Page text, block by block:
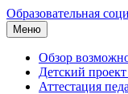
Образовательная
Меню
Обзор
Детский
Аттестация